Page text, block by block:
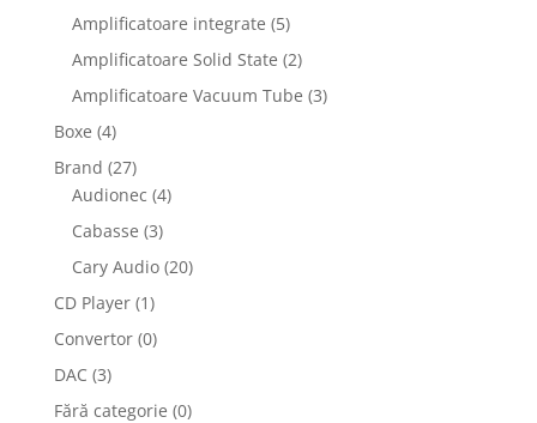
Amplificatoare integrate (5)
Amplificatoare Solid State (2)
Amplificatoare Vacuum Tube (3)
Boxe (4)
Brand (27)
Audionec (4)
Cabasse (3)
Cary Audio (20)
CD Player (1)
Convertor (0)
DAC (3)
Fără categorie (0)